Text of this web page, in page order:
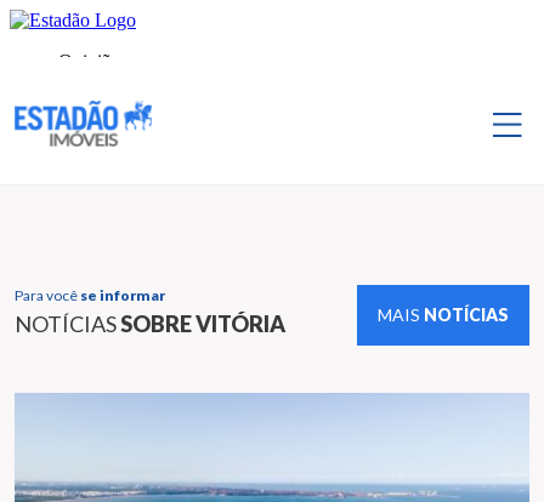
Para você se informar
NOTÍCIASSOBRE VITÓRIA MAIS NOTÍCIAS